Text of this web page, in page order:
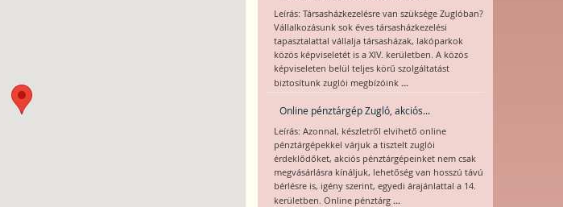
Leírás: Társasházkezelésre van szüksége Zuglóban?
Vállalkozásunk sok éves társasházkezelési
tapasztalattal vállalja társasházak, lakóparkok
közös képviseletét is a XIV. kerületben. A közös
képviseleten belül teljes körű szolgáltatást
biztosítunk zuglói megbízóink ...
Online pénztárgép Zugló, akciós...
Leírás: Azonnal, készletről elvihető online
pénztárgépekkel várjuk a tisztelt zuglói
érdeklődőket, akciós pénztárgépeinket nem csak
megvásárlásra kínáljuk, lehetőség van hosszú távú
bérlésre is, igény szerint, egyedi árajánlattal a 14.
kerületben. Online pénztárg ...